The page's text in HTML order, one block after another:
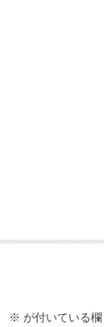
※ が付いている欄